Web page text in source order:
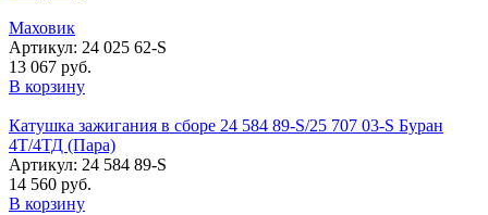
Маховик
Артикул: 24 025 62-S
13 067 руб.
В корзину
Катушка зажигания в сборе 24 584 89-S/25 707 03-S Буран
4Т/4ТД (Пара)
Артикул: 24 584 89-S
14 560 руб.
В корзину